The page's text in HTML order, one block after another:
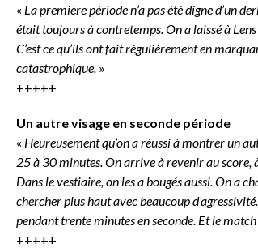
« La première période n’a pas été digne d’un
était toujours à contretemps. On a laissé à
C’est ce qu’ils ont fait régulièrement en
catastrophique. »
+++++
Un autre visage en seconde période
« Heureusement qu’on a réussi à montrer un
25 à 30 minutes. On arrive à revenir au score,
Dans le vestiaire, on les a bougés aussi. On a
chercher plus haut avec beaucoup
pendant trente minutes en seconde. Et le match
+++++